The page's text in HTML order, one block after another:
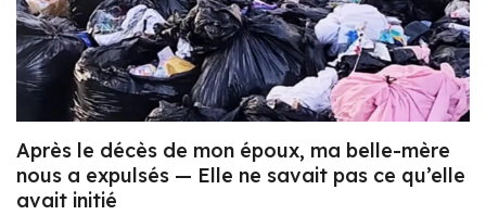
Après le décès de mon époux, ma belle-mère
nous a expulsés — Elle ne savait pas ce qu’elle
avait initié